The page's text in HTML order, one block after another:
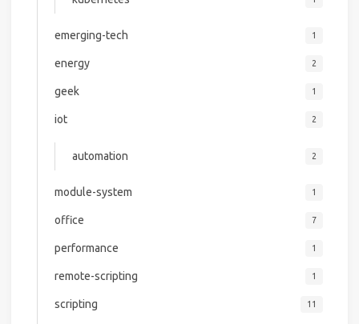
emerging-tech 1
energy 2
geek 1
iot 2
automation 2
module-system 1
office 7
performance 1
remote-scripting 1
scripting 11